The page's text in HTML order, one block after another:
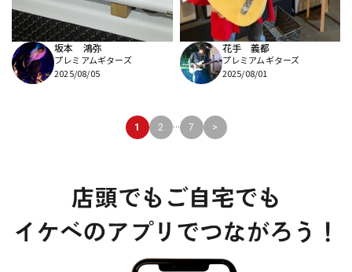
坂本 鴻弥
プレミアムギターズ
2025/08/05
花手 義都
プレミアムギターズ
2025/08/01
1 2 ... 7 >